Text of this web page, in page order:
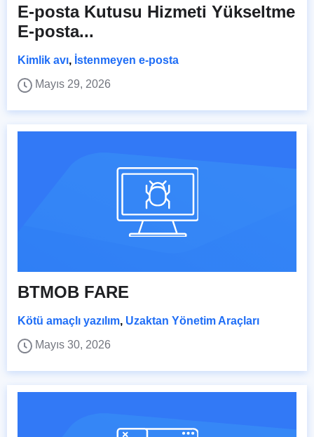
E-posta Kutusu Hizmeti Yükseltme
E-posta...
Kimlik avı, İstenmeyen e-posta
Mayıs 29, 2026
BTMOB FARE
Kötü amaçlı yazılım, Uzaktan Yönetim Araçları
Mayıs 30, 2026